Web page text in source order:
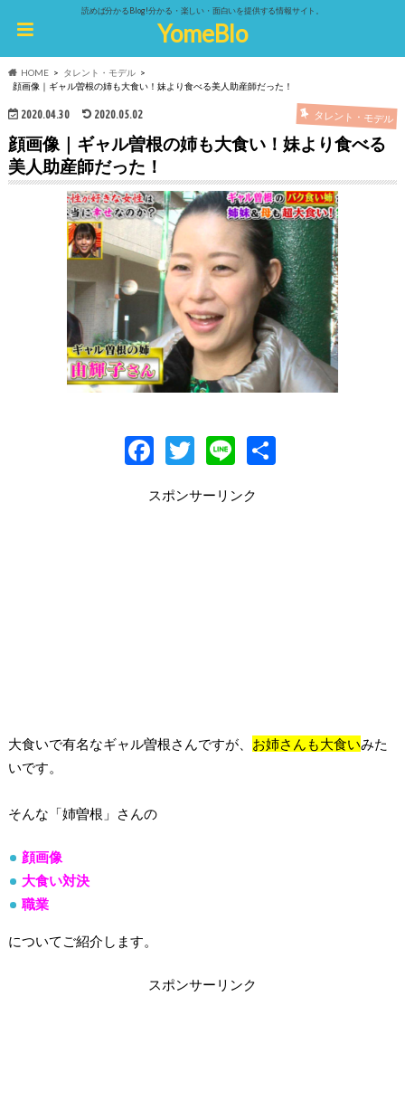
読めば分かるBlog!分かる・楽しい・面白いを提供する情報サイト。
YomeBlo
HOME
タレント・モデル
顔画像｜ギャル曽根の姉も大食い！妹より食べる美人助産師だった！
2020.04.30 2020.05.02 タレント・モデル
顔画像｜ギャル曽根の姉も大食い！妹より食べる
美人助産師だった！
F
e
T
itt
Li
e
共
スポンサーリンク
大食いで有名なギャル曽根さんですが、 お姉さんも大食いみた
いです。
そんな「姉曽根」さんの
顔画像
大食い対決
職業
についてご紹介します。
スポンサーリンク